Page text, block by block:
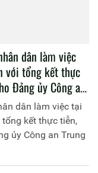
dân làm việc
với tổng kết thực
Đảng ủy Công an
dân làm việc tại
kết thực tiễn,
ủy Công an Trung